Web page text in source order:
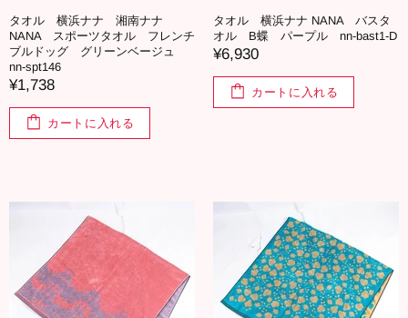
タオル 横浜ナナ 湘南ナナ
NANA スポーツタオル フレンチ
ブルドッグ グリーンベージュ
nn-spt146
¥1,738
カートに入れる
タオル 横浜ナナ NANA バスタ
オル B蝶 パープル nn-bast1-D
¥6,930
カートに入れる